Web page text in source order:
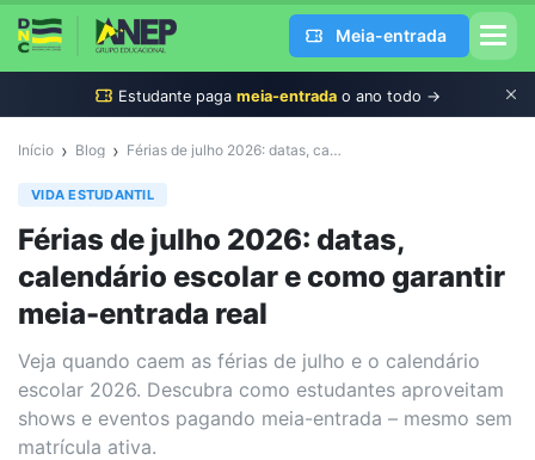
Meia-entrada
Estudante paga meia-entrada o ano todo →
Início › Blog › Férias de julho 2026: datas, calendário escolar e como garantir meia-entrada real
VIDA ESTUDANTIL
Férias de julho 2026: datas,
calendário escolar e como garantir
meia-entrada real
Veja quando caem as férias de julho e o calendário
escolar 2026. Descubra como estudantes aproveitam
shows e eventos pagando meia-entrada – mesmo sem
matrícula ativa.